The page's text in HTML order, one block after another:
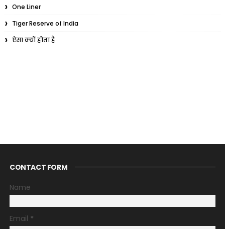
One Liner
Tiger Reserve of India
ऐसा क्यों होता है
CONTACT FORM
Name
Email *